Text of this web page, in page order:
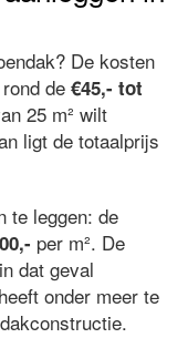
De kosten
de €45,- tot
25 m² wilt
ligt de totaalprijs
te leggen: de
per m². De
dat geval
onder meer te